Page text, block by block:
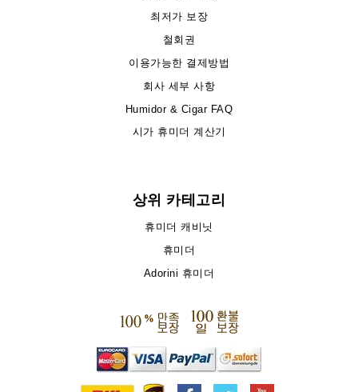
최저가 보장
철회권
이용가능한 결제방법
회사 세부 사항
Humidor & Cigar FAQ
시가 휴미더 계산기
상위 카테고리
휴미더 캐비닛
휴미더
Adorini 휴미더